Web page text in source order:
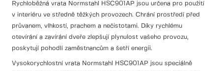
Rychloběžná vrata Normstahl HSC901AP jsou určena pro použití
v interiéru ve středně těžkých provozech. Chrání prostředí před
průvanem, vlhkostí, prachem a nečistotami. Díky rychlému
otevírání a zavírání dveře zlepšují plynulost vašeho provozu,
poskytují pohodlí zaměstnancům a šetří energii.
Vysokorychlostní vrata Normstahl HSC901AP jsou speciálně